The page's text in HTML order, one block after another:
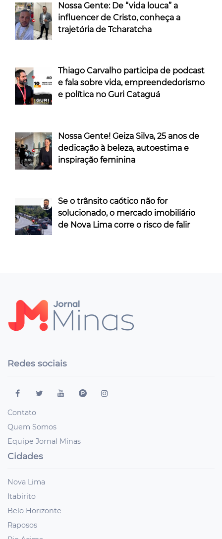
Nossa Gente: De “vida louca” a
influencer de Cristo, conheça a
trajetória de Tcharatcha
Thiago Carvalho participa de podcast
e fala sobre vida, empreendedorismo
e política no Guri Cataguá
Nossa Gente! Geiza Silva, 25 anos de
dedicação à beleza, autoestima e
inspiração feminina
Se o trânsito caótico não for
solucionado, o mercado imobiliário
de Nova Lima corre o risco de falir
Redes sociais
Contato
Quem Somos
Equipe Jornal Minas
Cidades
Nova Lima
Itabirito
Belo Horizonte
Raposos